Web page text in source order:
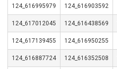
124_616995979 124_616903592
124_617012045 124_616438569
124_617139455 124_616950255
124_616887724 124_616352508